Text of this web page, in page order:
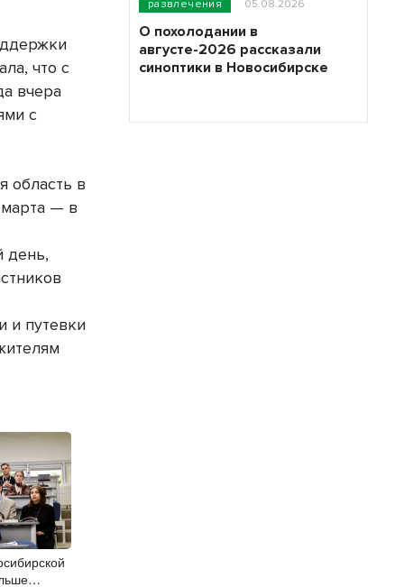
что с
вчера
с
область в
— в
день,
и путевки
развлечения 05.08.2026
О похолодании в
августе-2026 рассказали
синоптики в Новосибирске